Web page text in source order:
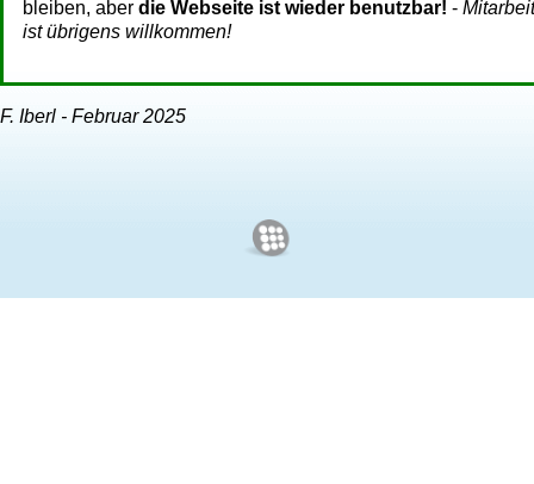
bleiben, aber die Webseite ist wieder benutzbar! - Mitarbeit
ist übrigens willkommen!
F. Iberl - Februar 2025